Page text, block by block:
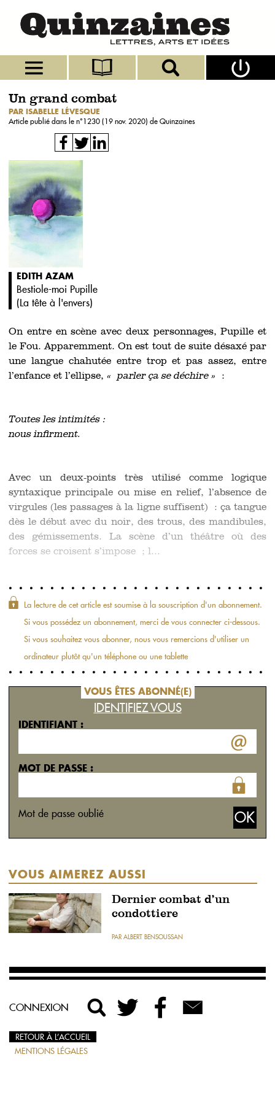
Un grand combat
PAR ISABELLE LÉVESQUE
Article publié dans le n°1230 (19 nov. 2020) de Quinzaines
ÉDITH AZAM
Bestiole-moi Pupille
(La tête à l'envers)
On entre en scène avec deux personnages, Pupille et
le Fou. Apparemment. On est tout de suite désaxé par
une langue chahutée entre trop et pas assez, entre
l’enfance et l’ellipse, « parler ça se déchire » :
Toutes les intimités :
nous infirment.
Avec un deux-points très utilisé comme logique
syntaxique principale ou mise en relief, l’absence de
virgules (les passages à la ligne suffisent) : ça tangue
dès le début avec du noir, des trous, des mandibules,
des gémissements. La scène d’un théâtre où des
forces se croisent s’impose ; l...
La lecture de cet article est soumise à la souscription d'un abonnement.
Si vous possédez un abonnement, merci de vous connecter ci-dessous.
Si vous souhaitez vous abonner, nous vous remercions d'utiliser un
ordinateur plutôt qu'un téléphone ou une tablette
VOUS ÊTES ABONNÉ(E)
IDENTIFIEZ VOUS
IDENTIFIANT :
MOT DE PASSE :
Mot de passe oublié
VOUS AIMEREZ AUSSI
Dernier combat d’un
condottiere
PAR ALBERT BENSOUSSAN
CONNEXION
RETOUR À L’ACCUEIL
MENTIONS LÉGALES